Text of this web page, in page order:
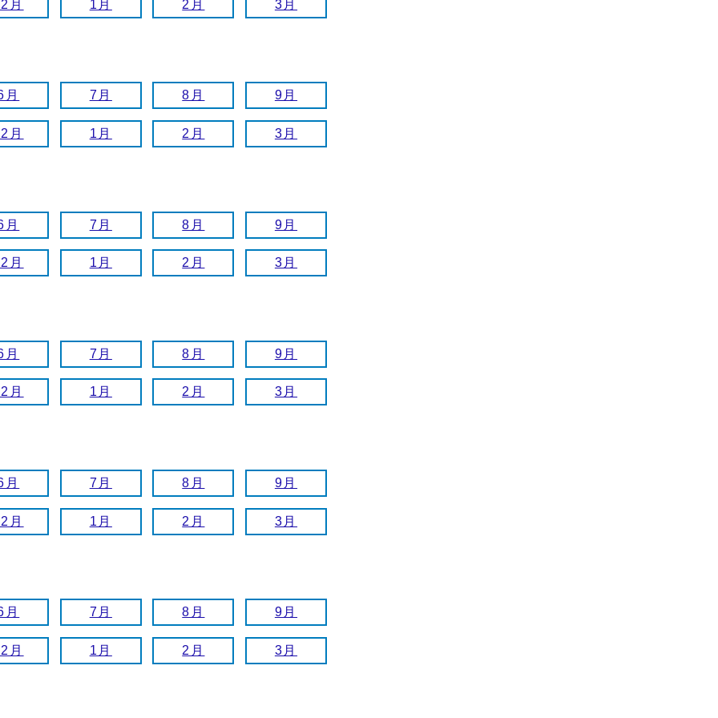
月 1月 2月 3月
月 7月 8月 9月
月 1月 2月 3月
月 7月 8月 9月
月 1月 2月 3月
月 7月 8月 9月
月 1月 2月 3月
月 7月 8月 9月
月 1月 2月 3月
月 7月 8月 9月
月 1月 2月 3月